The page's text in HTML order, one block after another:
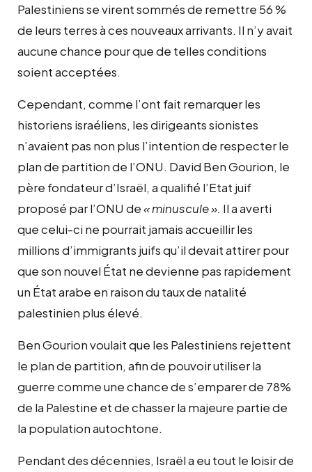
Palestiniens se virent sommés de remettre 56 %
de leurs terres à ces nouveaux arrivants. Il n’y avait
aucune chance pour que de telles conditions
soient acceptées.
Cependant, comme l’ont fait remarquer les
historiens israéliens, les dirigeants sionistes
n’avaient pas non plus l’intention de respecter le
plan de partition de l’ONU. David Ben Gourion, le
père fondateur d’Israël, a qualifié l’Etat juif
proposé par l’ONU de« minuscule ». Il a averti
que celui-ci ne pourrait jamais accueillir les
millions d’immigrants juifs qu’il devait attirer pour
que son nouvel État ne devienne pas rapidement
un État arabe en raison du taux de natalité
palestinien plus élevé.
Ben Gourion voulait que les Palestiniens rejettent
le plan de partition, afin de pouvoir utiliser la
guerre comme une chance de s’emparer de 78%
de la Palestine et de chasser la majeure partie de
la population autochtone.
Pendant des décennies, Israël a eu tout le loisir de